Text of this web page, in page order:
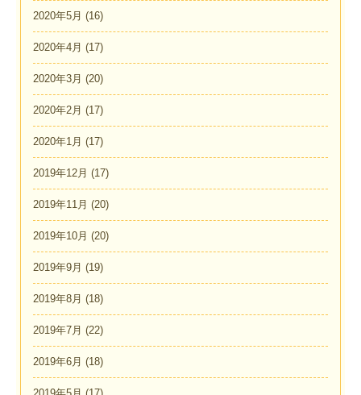
2020年5月 (16)
2020年4月 (17)
2020年3月 (20)
2020年2月 (17)
2020年1月 (17)
2019年12月 (17)
2019年11月 (20)
2019年10月 (20)
2019年9月 (19)
2019年8月 (18)
2019年7月 (22)
2019年6月 (18)